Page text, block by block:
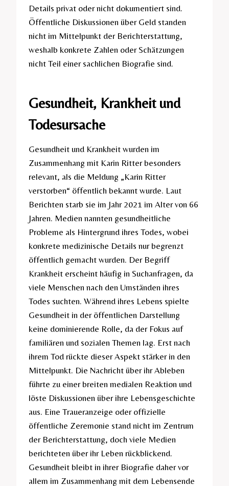
Details privat oder nicht dokumentiert sind.
Öffentliche Diskussionen über Geld standen
nicht im Mittelpunkt der Berichterstattung,
weshalb konkrete Zahlen oder Schätzungen
nicht Teil einer sachlichen Biografie sind.
Gesundheit, Krankheit und
Todesursache
Gesundheit und Krankheit wurden im
Zusammenhang mit Karin Ritter besonders
relevant, als die Meldung „Karin Ritter
verstorben“ öffentlich bekannt wurde. Laut
Berichten starb sie im Jahr 2021 im Alter von 66
Jahren. Medien nannten gesundheitliche
Probleme als Hintergrund ihres Todes, wobei
konkrete medizinische Details nur begrenzt
öffentlich gemacht wurden. Der Begriff
Krankheit erscheint häufig in Suchanfragen, da
viele Menschen nach den Umständen ihres
Todes suchten. Während ihres Lebens spielte
Gesundheit in der öffentlichen Darstellung
keine dominierende Rolle, da der Fokus auf
familiären und sozialen Themen lag. Erst nach
ihrem Tod rückte dieser Aspekt stärker in den
Mittelpunkt. Die Nachricht über ihr Ableben
führte zu einer breiten medialen Reaktion und
löste Diskussionen über ihre Lebensgeschichte
aus. Eine Traueranzeige oder offizielle
öffentliche Zeremonie stand nicht im Zentrum
der Berichterstattung, doch viele Medien
berichteten über ihr Leben rückblickend.
Gesundheit bleibt in ihrer Biografie daher vor
allem im Zusammenhang mit dem Lebensende